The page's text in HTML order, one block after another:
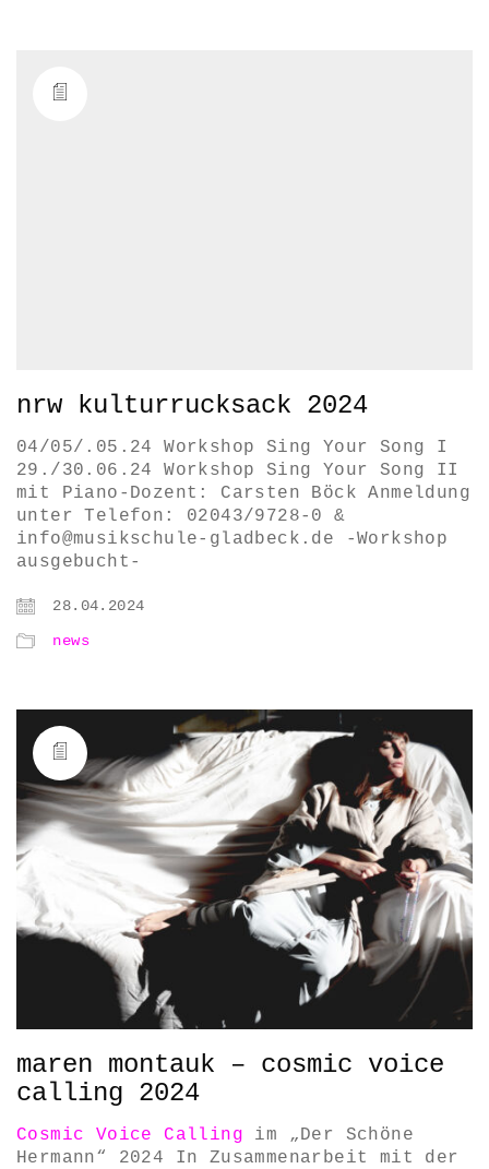
nrw kulturrucksack 2024
04/05/.05.24 Workshop Sing Your Song I
29./30.06.24 Workshop Sing Your Song II
mit Piano-Dozent: Carsten Böck Anmeldung
unter Telefon: 02043/9728-0 &
info@musikschule-gladbeck.de -Workshop
ausgebucht-
28.04.2024
news
maren montauk – cosmic voice
calling 2024
Cosmic Voice Calling im „Der Schöne
Hermann“ 2024 In Zusammenarbeit mit der